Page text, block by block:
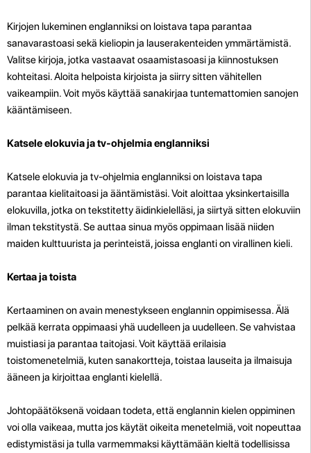
Kirjojen lukeminen englanniksi on loistava tapa parantaa
sanavarastoasi sekä kieliopin ja lauserakenteiden ymmärtämistä.
Valitse kirjoja, jotka vastaavat osaamistasoasi ja kiinnostuksen
kohteitasi. Aloita helpoista kirjoista ja siirry sitten vähitellen
vaikeampiin. Voit myös käyttää sanakirjaa tuntemattomien sanojen
kääntämiseen.
Katsele elokuvia ja tv-ohjelmia englanniksi
Katsele elokuvia ja tv-ohjelmia englanniksi on loistava tapa
parantaa kielitaitoasi ja ääntämistäsi. Voit aloittaa yksinkertaisilla
elokuvilla, jotka on tekstitetty äidinkielelläsi, ja siirtyä sitten elokuviin
ilman tekstitystä. Se auttaa sinua myös oppimaan lisää niiden
maiden kulttuurista ja perinteistä, joissa englanti on virallinen kieli.
Kertaa ja toista
Kertaaminen on avain menestykseen englannin oppimisessa. Älä
pelkää kerrata oppimaasi yhä uudelleen ja uudelleen. Se vahvistaa
muistiasi ja parantaa taitojasi. Voit käyttää erilaisia
toistomenetelmiä, kuten sanakortteja, toistaa lauseita ja ilmaisuja
ääneen ja kirjoittaa englanti kielellä.
Johtopäätöksenä voidaan todeta, että englannin kielen oppiminen
voi olla vaikeaa, mutta jos käytät oikeita menetelmiä, voit nopeuttaa
edistymistäsi ja tulla varmemmaksi käyttämään kieltä todellisissa